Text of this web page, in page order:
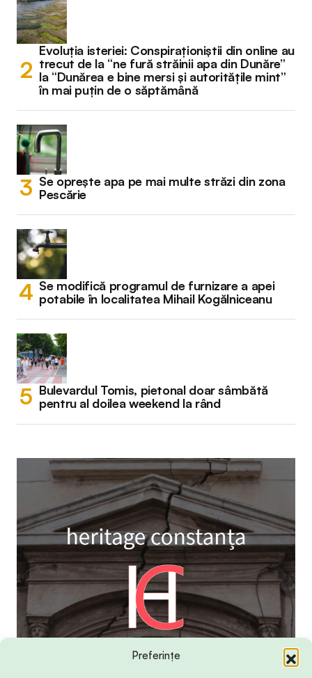
Preferințe
Evoluția isteriei: Conspiraționiștii din online au
trecut de la “ne fură străinii apa din Dunăre”
la “Dunărea e bine mersi și autoritățile mint”
în mai puțin de o săptămână
Se oprește apa pe mai multe străzi din zona
Pescărie
Se modifică programul de furnizare a apei
potabile în localitatea Mihail Kogălniceanu
Bulevardul Tomis, pietonal doar sâmbătă
pentru al doilea weekend la rând